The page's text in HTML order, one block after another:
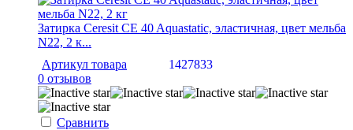
Затирка Ceresit CE 40 Aquastatic, эластичная, цвет мельба
N22, 2 к...
Артикул товара
1427833
0 отзывов
Сравнить